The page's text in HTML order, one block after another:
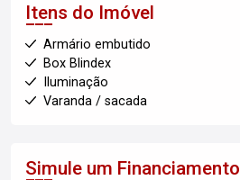
Itens do Imóvel
Armário embutido
Box Blindex
Iluminação
Varanda / sacada
Simule um Financiamento